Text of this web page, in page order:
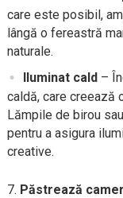
care este posibil,
lângă o fereastră
naturale.
Iluminat cald–
caldă, care creează
Lămpile de birou
pentru a asigura
creative.
Păstrează